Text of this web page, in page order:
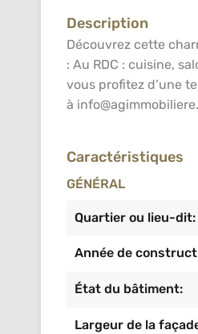
Description
Découvrez cette
: Au RDC : cuisine,
vous profitez d’une
à
Caractéristiques
GÉNÉRAL
Quartier ou lieu-dit:
Année de
État du bâtiment:
Largeur de la